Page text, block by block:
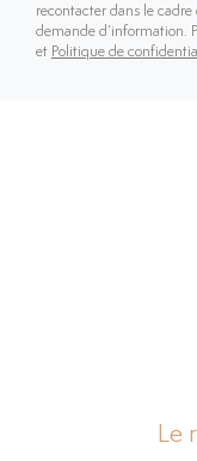
recontacter dans le
demande d’information.
et Politique de
Le